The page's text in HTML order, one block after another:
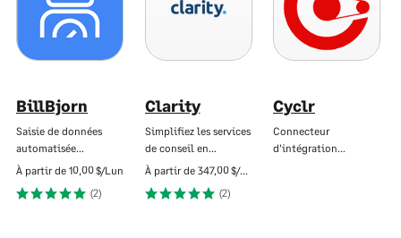
BillBjorn
Saisie de données
automatisée…
À partir de 10,00 $/Lun
(2)
Clarity
Simplifiez les services
de conseil en…
À partir de 347,00 $/Lun
(2)
Cyclr
Connecteur
d'intégration…